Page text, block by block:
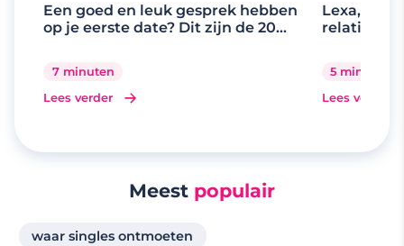
Een goed en leuk gesprek hebben
op je eerste date? Dit zijn de 20
7 minuten
Lees verder
Lexa, de
relaties
5 minuten
Lees verder
Meest populair
waar singles ontmoeten